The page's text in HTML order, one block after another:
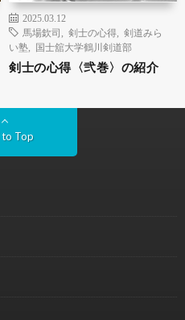
2025.03.12
馬場欽司
剣士の心得
剣道みら
い塾
国士舘大学鶴川剣道部
剣士の心得〈弐巻〉の紹介
to Top